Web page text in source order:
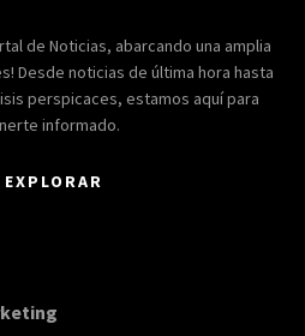
de Noticias, abarcando una amplia
Desde noticias de última hora hasta
perspicaces, estamos aquí para
informado.
EXPLORAR